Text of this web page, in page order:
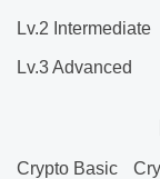
Lv.2 Intermediate
Lv.3 Advanced
Crypto Basic